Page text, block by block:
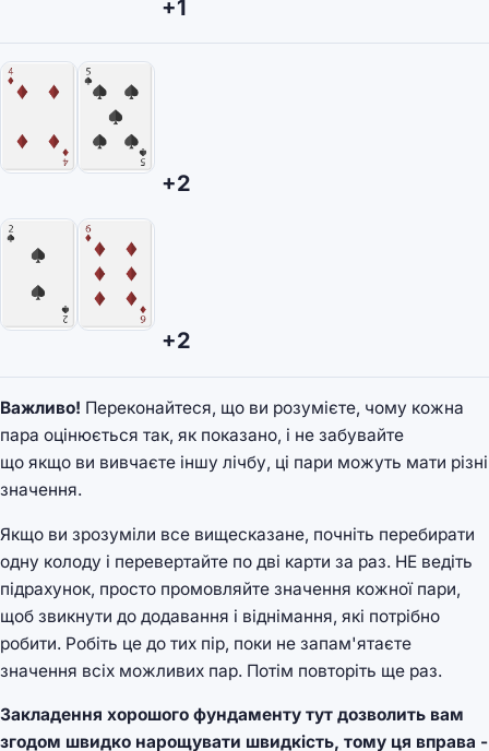
+1
+2
+2
Важливо! Переконайтеся, що ви розумієте, чому кожна
пара оцінюється так, як показано, і не забувайте
що якщо ви вивчаєте іншу лічбу, ці пари можуть мати різні
значення.
Якщо ви зрозуміли все вищесказане, почніть перебирати
одну колоду і перевертайте по дві карти за раз. НЕ ведіть
підрахунок, просто промовляйте значення кожної пари,
щоб звикнути до додавання і віднімання, які потрібно
робити. Робіть це до тих пір, поки не запам'ятаєте
значення всіх можливих пар. Потім повторіть ще раз.
Закладення хорошого фундаменту тут дозволить вам
згодом швидко нарощувати швидкість, тому ця вправа -